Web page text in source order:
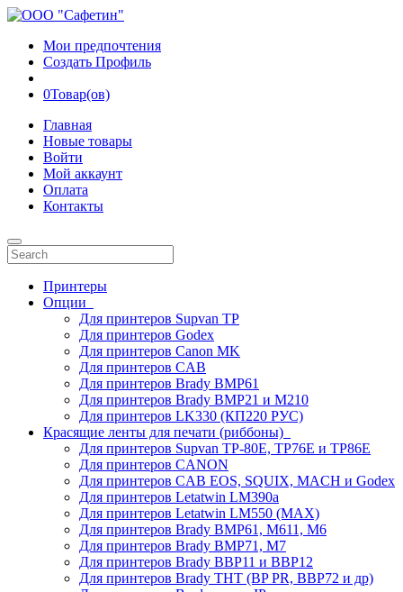
Мои предпочтения
Создать Профиль
0Товар(ов)
Главная
Новые товары
Войти
Мой аккаунт
Оплата
Контакты
Принтеры
Опции
Для принтеров Supvan TP
Для принтеров Godex
Для принтеров Canon MK
Для принтеров CAB
Для принтеров Brady BMP61
Для принтеров Brady BMP21 и M210
Для принтеров LK330 (КП220 РУС)
Красящие ленты для печати (риббоны)
Для принтеров Supvan TP-80E, TP76E и TP86E
Для принтеров CANON
Для принтеров CAB EOS, SQUIX, MACH и Godex
Для принтеров Letatwin LM390a
Для принтеров Letatwin LM550 (MAX)
Для принтеров Brady BMP61, M611, M6
Для принтеров Brady BMP71, M7
Для принтеров Brady BBP11 и BBP12
Для принтеров Brady THT (BP PR, BBP72 и др)